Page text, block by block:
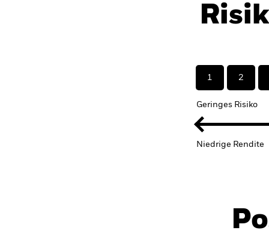
1 2
Geringes Risiko
Niedrige Rendite